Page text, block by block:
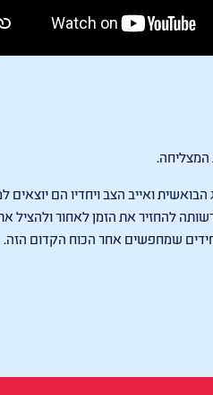
המצליחה.
ואייב הצב ויחדיו הם יוצאים
להחזיר את הזמן לאחור ולהציל את
שמחפשים אחר הכוח הקדום הזה.